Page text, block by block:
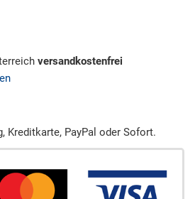
versandkostenfrei
Kreditkarte, PayPal oder Sofort.